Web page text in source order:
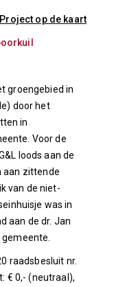
Project op de kaart
groengebied in
door het
in
Voor de
loods aan de
aan zittende
van de niet-
was in
aan de dr. Jan
gemeente.
raadsbesluit nr.
€ 0,- (neutraal),